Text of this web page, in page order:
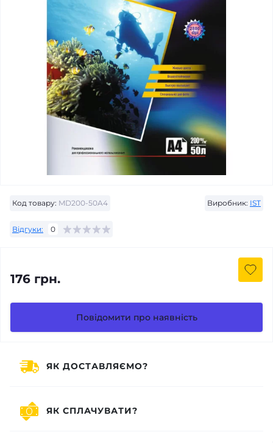
Код товару: MD200-50A4 Виробник: IST
Відгуки: 0
176 грн.
Повідомити про наявність
ЯК ДОСТАВЛЯЄМО?
ЯК СПЛАЧУВАТИ?